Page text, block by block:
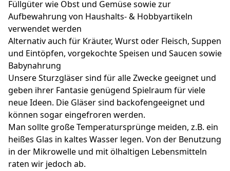
Füllgüter wie Obst und Gemüse sowie zur
Aufbewahrung von Haushalts- & Hobbyartikeln
verwendet werden
Alternativ auch für Kräuter, Wurst oder Fleisch, Suppen
und Eintöpfen, vorgekochte Speisen und Saucen sowie
Babynahrung
Unsere Sturzgläser sind für alle Zwecke geeignet und
geben ihrer Fantasie genügend Spielraum für viele
neue Ideen. Die Gläser sind backofengeeignet und
können sogar eingefroren werden.
Man sollte große Temperatursprünge meiden, z.B. ein
heißes Glas in kaltes Wasser legen. Von der Benutzung
in der Mikrowelle und mit ölhaltigen Lebensmitteln
raten wir jedoch ab.